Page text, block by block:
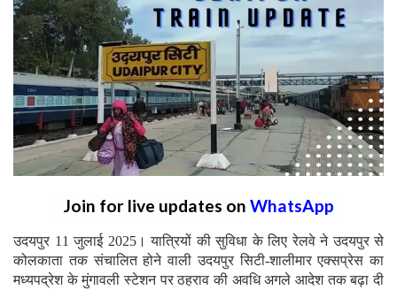
Join for live updates on WhatsApp
उदयपुर 11 जुलाई 2025। यात्रियों की सुविधा के लिए रेलवे ने उदयपुर से
कोलकाता तक संचालित होने वाली उदयपुर सिटी-शालीमार एक्सप्रेस का
मध्यपद्रेश के मुंगावली स्टेशन पर ठहराव की अवधि अगले आदेश तक बढ़ा दी